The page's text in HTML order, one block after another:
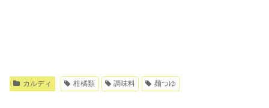
カルディ 柑橘類 調味料 麺つゆ